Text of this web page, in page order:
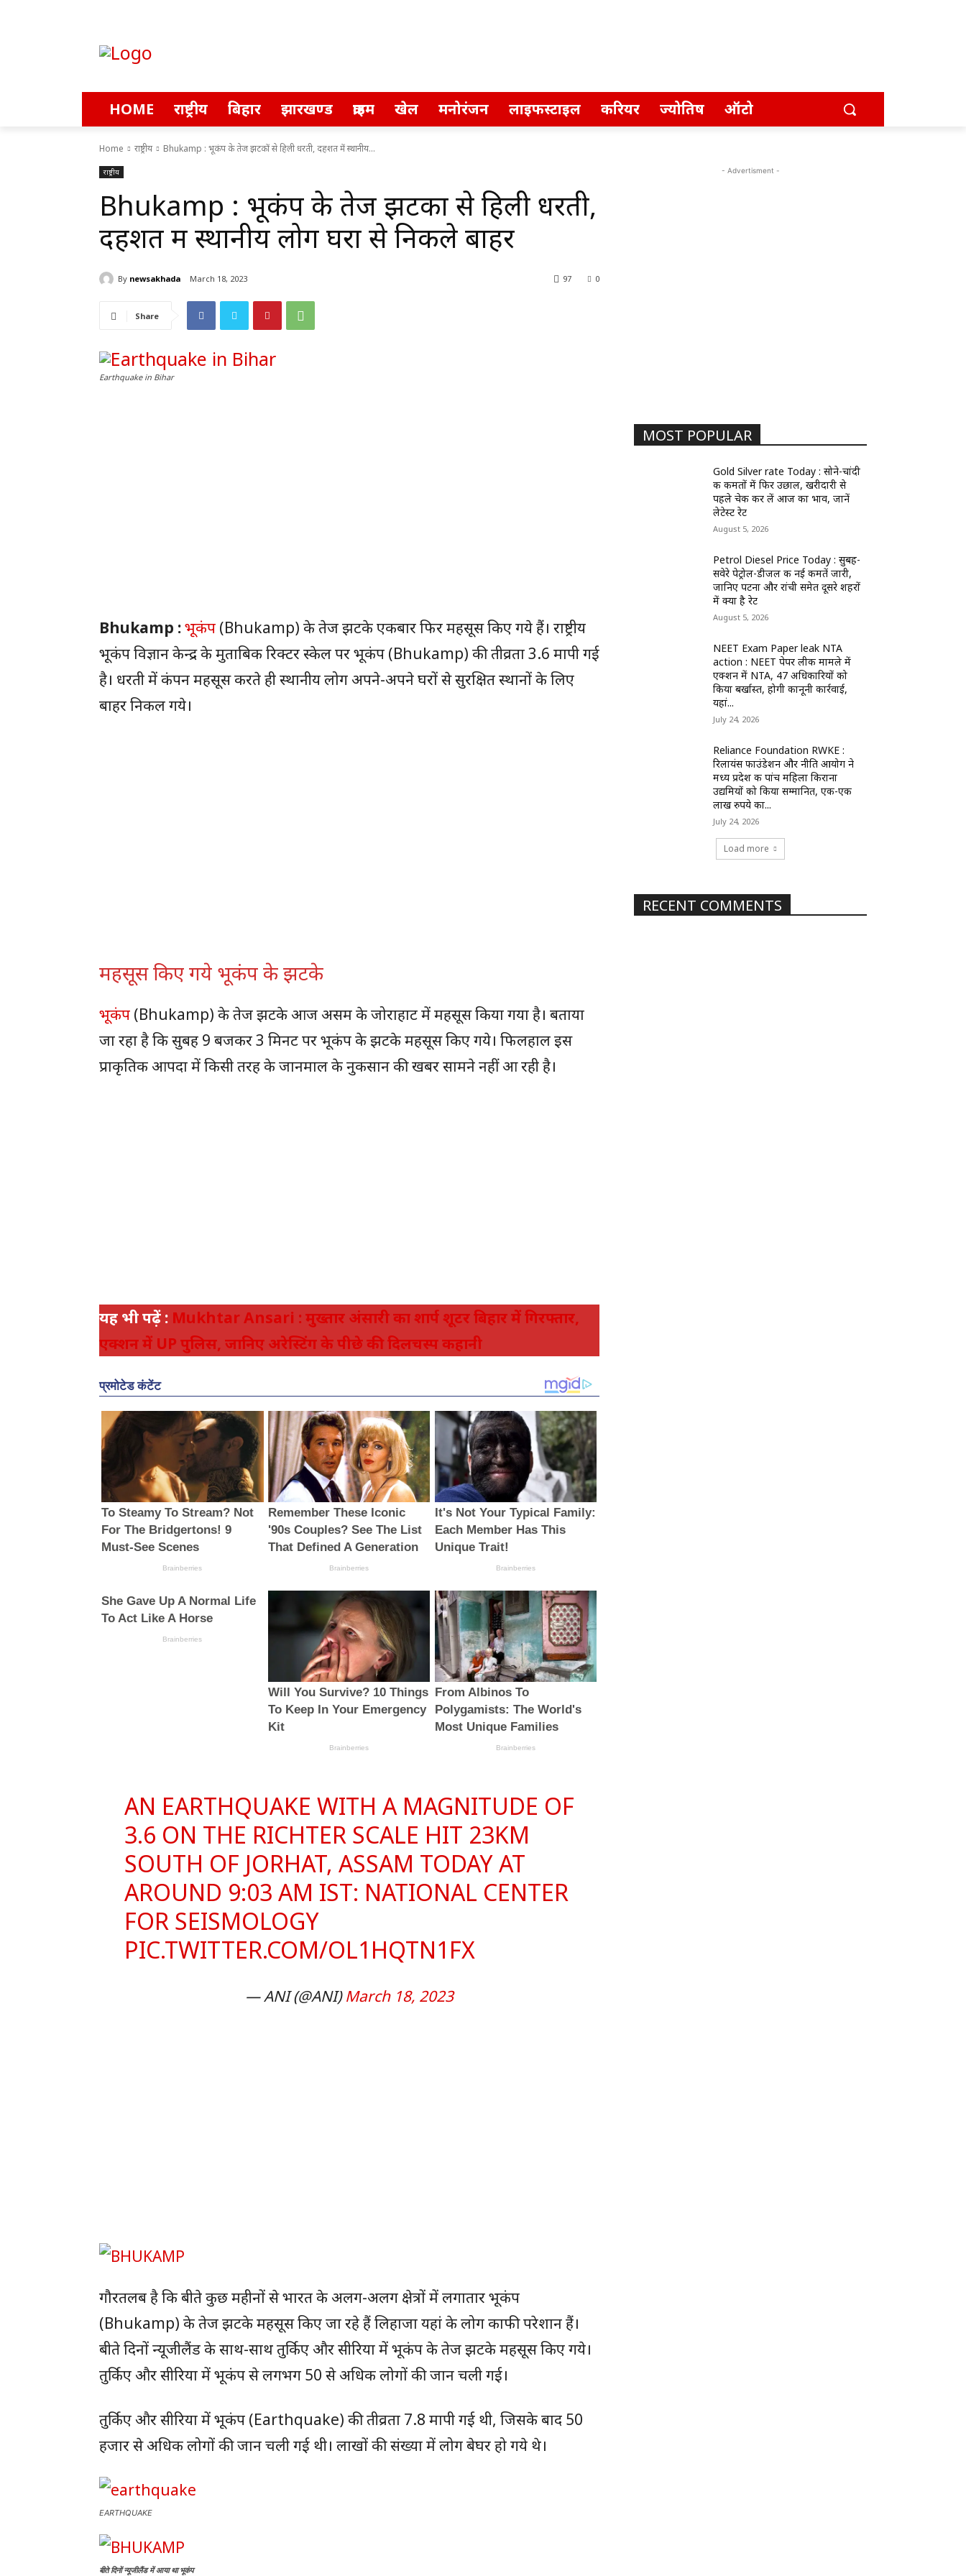
HOME राष्ट्रीय बिहार झारखण्ड क्राइम खेल मनोरंजन लाइफस्टाइल करियर ज्योतिष ऑटो
Home राष्ट्रीय Bhukamp : भूकंप के तेज झटकों से हिली धरती, दहशत में स्थानीय...
राष्ट्रीय
Bhukamp : भूकंप के तेज झटकों से हिली धरती,
दहशत में स्थानीय लोग घरों से निकले बाहर
By newsakhada March 18, 2023 0
97
Share
Earthquake in Bihar
Bhukamp :भूकंप (Bhukamp) के तेज झटके एकबार फिर महसूस किए गये हैं। राष्ट्रीय
भूकंप विज्ञान केन्द्र के मुताबिक रिक्टर स्केल पर भूकंप (Bhukamp) की तीव्रता 3.6 मापी गई
है। धरती में कंपन महसूस करते ही स्थानीय लोग अपने-अपने घरों से सुरक्षित स्थानों के लिए
बाहर निकल गये।
महसूस किए गये भूकंप के झटके
भूकंप (Bhukamp) के तेज झटके आज असम के जोराहाट में महसूस किया गया है। बताया
जा रहा है कि सुबह 9 बजकर 3 मिनट पर भूकंप के झटके महसूस किए गये। फिलहाल इस
प्राकृतिक आपदा में किसी तरह के जानमाल के नुकसान की खबर सामने नहीं आ रही है।
यह भी पढ़ें : Mukhtar Ansari : मुख्तार अंसारी का शार्प शूटर बिहार में गिरफ्तार,
एक्शन में UP पुलिस, जानिए अरेस्टिंग के पीछे की दिलचस्प कहानी
AN EARTHQUAKE WITH A MAGNITUDE OF
3.6 ON THE RICHTER SCALE HIT 23KM
SOUTH OF JORHAT, ASSAM TODAY AT
AROUND 9:03 AM IST: NATIONAL CENTER
FOR SEISMOLOGY
PIC.TWITTER.COM/OL1HQTN1FX
— ANI (@ANI)March 18, 2023
गौरतलब है कि बीते कुछ महीनों से भारत के अलग-अलग क्षेत्रों में लगातार भूकंप
(Bhukamp) के तेज झटके महसूस किए जा रहे हैं लिहाजा यहां के लोग काफी परेशान हैं।
बीते दिनों न्यूजीलैंड के साथ-साथ तुर्किए और सीरिया में भूकंप के तेज झटके महसूस किए गये।
तुर्किए और सीरिया में भूकंप से लगभग 50 से अधिक लोगों की जान चली गई।
तुर्किए और सीरिया में भूकंप (Earthquake) की तीव्रता 7.8 मापी गई थी, जिसके बाद 50
हजार से अधिक लोगों की जान चली गई थी। लाखों की संख्या में लोग बेघर हो गये थे।
EARTHQUAKE
बीते दिनों न्यूजीलैंड में आया था भूकंप
- Advertisment -
MOST POPULAR
Gold Silver rate Today : सोने-चांदी
की कीमतों में फिर उछाल, खरीदारी से
पहले चेक कर लें आज का भाव, जानें
लेटेस्ट रेट
August 5, 2026
Petrol Diesel Price Today : सुबह-
सवेरे पेट्रोल-डीजल की नई कीमतें जारी,
जानिए पटना और रांची समेत दूसरे शहरों
में क्या है रेट
August 5, 2026
NEET Exam Paper leak NTA
action : NEET पेपर लीक मामले में
एक्शन में NTA, 47 अधिकारियों को
किया बर्खास्त, होगी कानूनी कार्रवाई,
यहां...
July 24, 2026
Reliance Foundation RWKE :
रिलायंस फाउंडेशन और नीति आयोग ने
मध्य प्रदेश की पांच महिला किराना
उद्यमियों को किया सम्मानित, एक-एक
लाख रुपये का...
July 24, 2026
Load more
RECENT COMMENTS